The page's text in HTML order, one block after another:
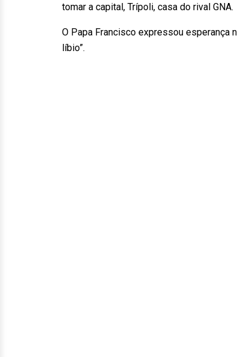
tomar a capital, Trípoli, casa do rival GNA.
O Papa Francisco expressou esperança
líbio”.